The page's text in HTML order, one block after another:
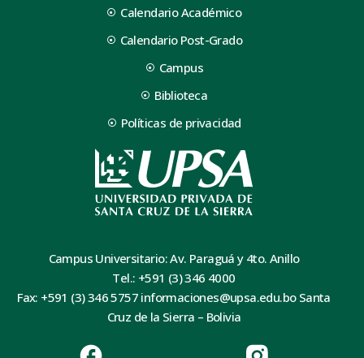
Calendario Académico
Calendario Post-Grado
Campus
Biblioteca
Políticas de privacidad
Campus Universitario: Av. Paraguá y 4to. Anillo
Tel.: +591 (3) 346 4000
Fax: +591 (3) 346 5757 informaciones@upsa.edu.bo Santa
Cruz de la Sierra – Bolivia